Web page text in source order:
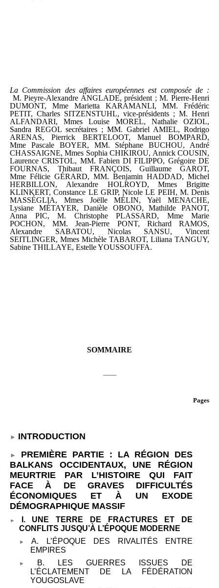
La Commission des affaires européennes est composée de :
M. Pieyre-Alexandre ANGLADE, président ; M. Pierre-Henri
DUMONT, Mme Marietta KARAMANLI, MM. Frédéric
PETIT, Charles SITZENSTUHL, vice-présidents ; M. Henri
ALFANDARI, Mmes Louise MOREL, Nathalie OZIOL,
Sandra REGOL secrétaires ; MM. Gabriel AMIEL, Rodrigo
ARENAS, Pierrick BERTELOOT, Manuel BOMPARD,
Mme Pascale BOYER, MM. Stéphane BUCHOU, André
CHASSAIGNE, Mmes Sophia CHIKIROU, Annick COUSIN,
Laurence CRISTOL, MM. Fabien DI FILIPPO, Grégoire DE
FOURNAS, Thibaut FRANÇOIS, Guillaume GAROT,
Mme Félicie GÉRARD, MM. Benjamin HADDAD, Michel
HERBILLON, Alexandre HOLROYD, Mmes Brigitte
KLINKERT, Constance LE GRIP, Nicole LE PEIH, M. Denis
MASSÉGLIA, Mmes Joëlle MÉLIN, Yaël MENACHE,
Lysiane MÉTAYER, Danièle OBONO, Mathilde PANOT,
Anna PIC, M. Christophe PLASSARD, Mme Marie
POCHON, MM. Jean-Pierre PONT, Richard RAMOS,
Alexandre SABATOU, Nicolas SANSU, Vincent
SEITLINGER, Mmes Michèle TABAROT, Liliana TANGUY,
Sabine THILLAYE, Estelle YOUSSOUFFA.
SOMMAIRE
Pages
INTRODUCTION
PREMIÈRE PARTIE : LA RÉGION DES
BALKANS OCCIDENTAUX, UNE RÉGION
MEURTRIE PAR L’HISTOIRE QUI FAIT
FACE À DE GRAVES DIFFICULTÉS
ÉCONOMIQUES ET À UN EXODE
DÉMOGRAPHIQUE MASSIF
I. UNE TERRE DE FRACTURES ET DE
CONFLITS JUSQU’À L’ÉPOQUE MODERNE
A. L’ÉPOQUE DES RIVALITÉS ENTRE
EMPIRES
B. LES GUERRES ISSUES DE
L’ÉCLATEMENT DE LA FÉDÉRATION
YOUGOSLAVE